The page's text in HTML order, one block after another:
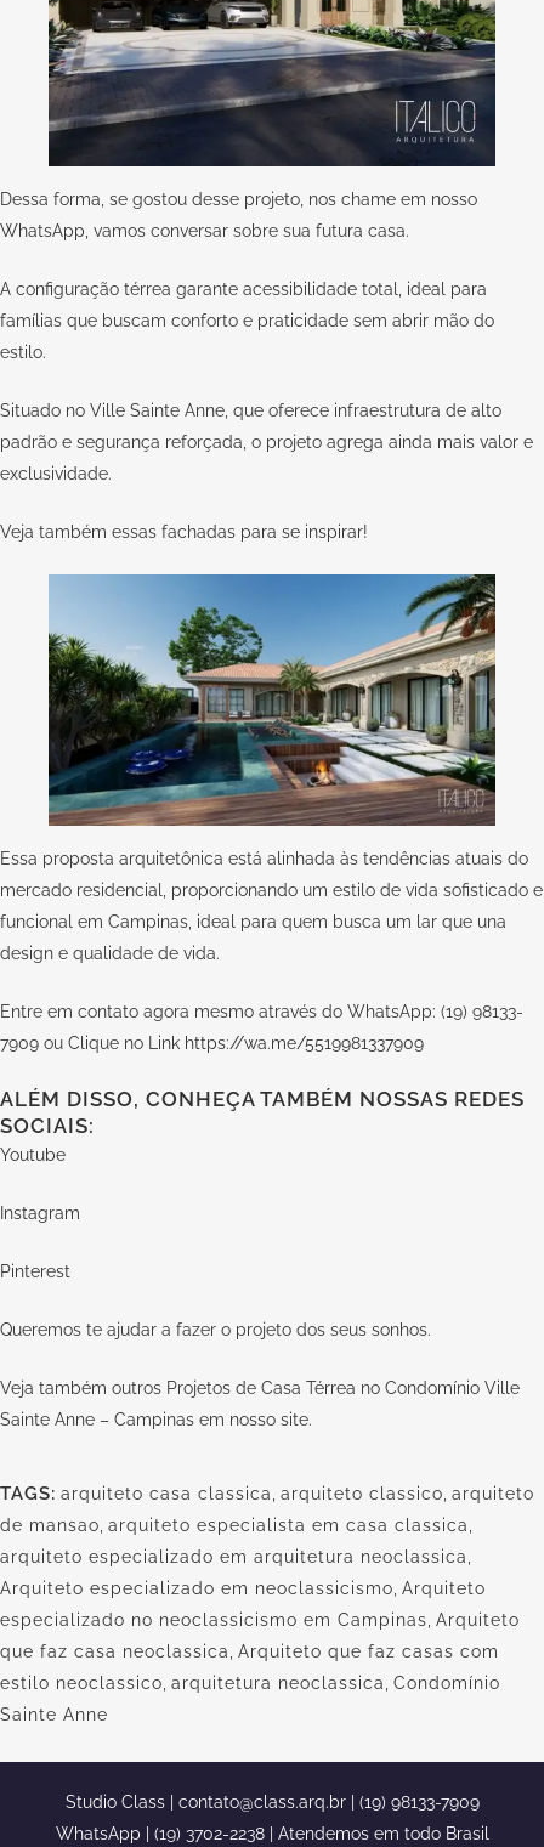
Dessa forma, se gostou desse projeto, nos chame em nosso
WhatsApp, vamos conversar sobre sua futura casa.
A configuração térrea garante acessibilidade total, ideal para
famílias que buscam conforto e praticidade sem abrir mão do
estilo.
Situado no Ville Sainte Anne, que oferece infraestrutura de alto
padrão e segurança reforçada, o projeto agrega ainda mais valor e
exclusividade.
Veja também essas fachadas para se inspirar!
Essa proposta arquitetônica está alinhada às tendências atuais do
mercado residencial, proporcionando um estilo de vida sofisticado e
funcional em Campinas, ideal para quem busca um lar que una
design e qualidade de vida.
Entre em contato agora mesmo através do WhatsApp: (19) 98133-
7909 ou Clique no Link https://wa.me/5519981337909
ALÉM DISSO, CONHEÇA TAMBÉM NOSSAS REDES
SOCIAIS:
Youtube
Instagram
Pinterest
Queremos te ajudar a fazer o projeto dos seus sonhos.
Veja também outros Projetos de Casa Térrea no Condomínio Ville
Sainte Anne – Campinas em nosso site.
TAGS: arquiteto casa classica arquiteto classico arquiteto
de mansao arquiteto especialista em casa classica
arquiteto especializado em arquitetura neoclassica
Arquiteto especializado em neoclassicismo Arquiteto
especializado no neoclassicismo em Campinas Arquiteto
que faz casa neoclassica Arquiteto que faz casas com
estilo neoclassico arquitetura neoclassica Condomínio
Sainte Anne
Studio Class | contato@class.arq.br| (19) 98133-7909
WhatsApp | (19) 3702-2238 | Atendemos em todo Brasil